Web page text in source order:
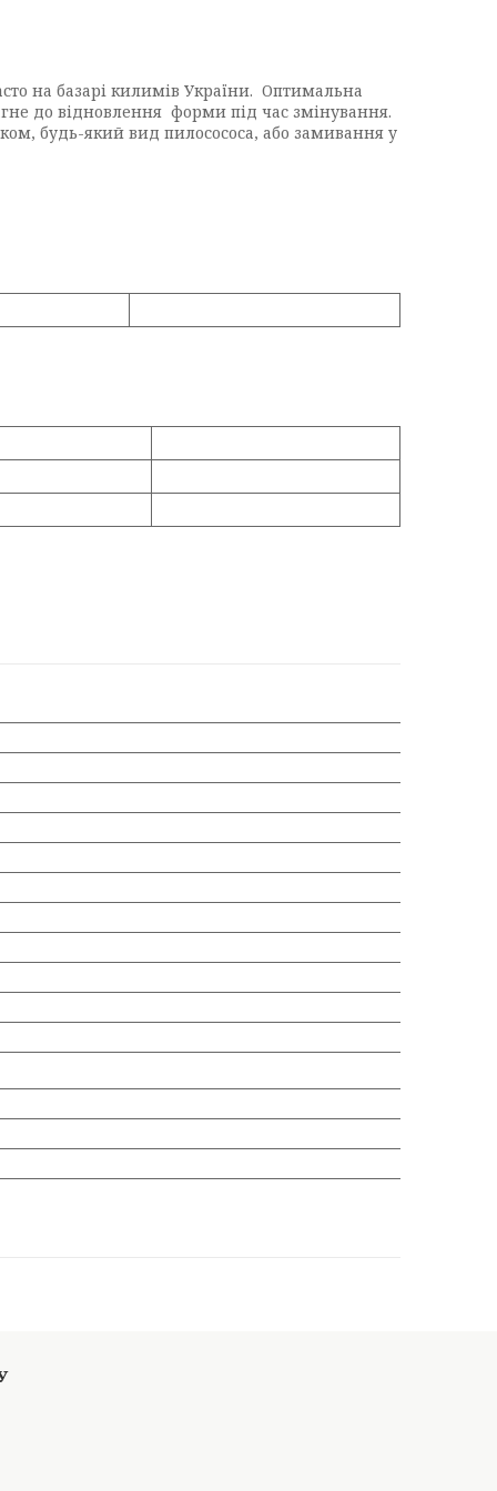
на базарі килимів України. Оптимальна
до відновлення форми під час змінування.
будь-який вид пилосососа, або замивання у